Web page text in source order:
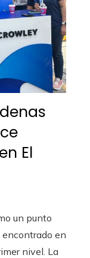
El
un punto
encontrado en
nivel. La